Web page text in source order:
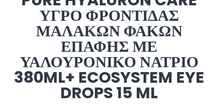
ΥΓΡΌ ΦΡΟΝΤΊΔΑΣ
ΜΑΛΑΚΏΝ ΦΑΚΏΝ
ΕΠΑΦΉΣ ΜΕ
ΥΑΛΟΥΡΟΝΙΚΌ ΝΆΤΡΙΟ
380ML+ ECOSYSTEM EYE
DROPS 15 ML